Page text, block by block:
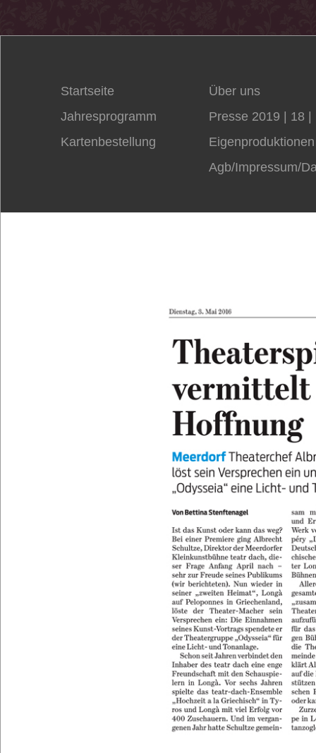
Startseite
Jahresprogramm
Kartenbestellung
Über uns
Presse 2019
| 18
Eigenproduktionen
Agb/Impressum/